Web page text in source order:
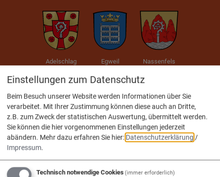
Adelschlag Egweil Nassenfels
Service
Kontakt & Öffnungszeiten
Impressum
Einstellungen zum Datenschutz
Beim Besuch unserer Website werden Informationen über Sie
verarbeitet. Mit Ihrer Zustimmung können diese auch an Dritte,
z.B. zum Zweck der statistischen Auswertung, übermittelt werden.
Sie können die hier vorgenommenen Einstellungen jederzeit
abändern. Mehr dazu erfahren Sie hier: Datenschutzerklärung /
Impressum.
Technisch notwendige Cookies(immer erforderlich)